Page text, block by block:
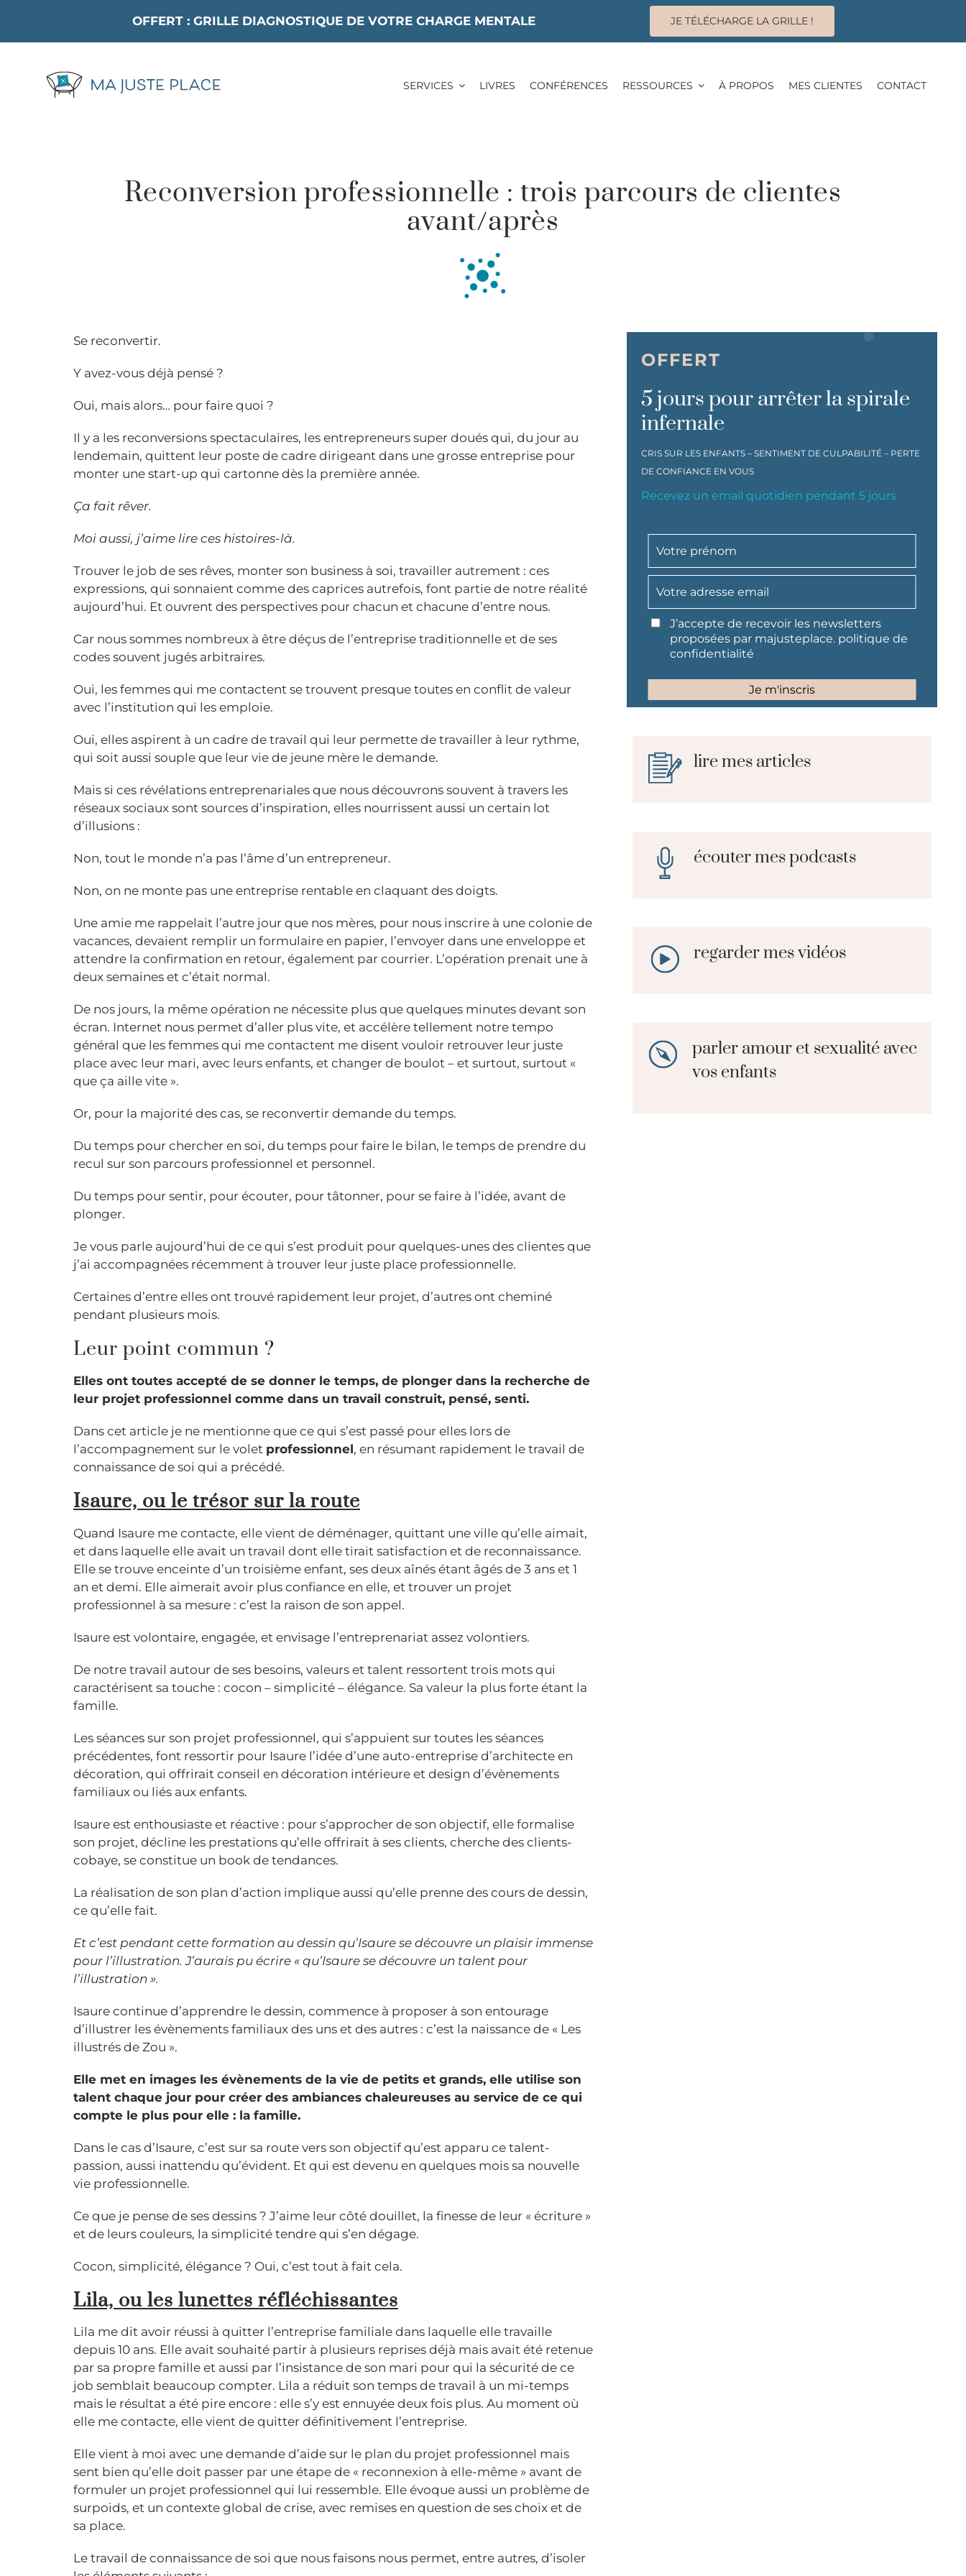
contenu
OFFERT : GRILLE DIAGNOSTIQUE DE VOTRE CHARGE MENTALE JE TÉLÉCHARGE LA GRILLE !
SERVICES LIVRES CONFÉRENCES RESSOURCES À PROPOS MES CLIENTES CONTACT
Reconversion professionnelle : trois parcours de clientes
avant/après
Se reconvertir.
Y avez-vous déjà pensé ?
Oui, mais alors… pour faire quoi ?
Il y a les reconversions spectaculaires, les entrepreneurs super doués qui, du jour au
lendemain, quittent leur poste de cadre dirigeant dans une grosse entreprise pour
monter une start-up qui cartonne dès la première année.
Ça fait rêver.
Moi aussi, j’aime lire ces histoires-là.
Trouver le job de ses rêves, monter son business à soi, travailler autrement : ces
expressions, qui sonnaient comme des caprices autrefois, font partie de notre réalité
aujourd’hui. Et ouvrent des perspectives pour chacun et chacune d’entre nous.
Car nous sommes nombreux à être déçus de l’entreprise traditionnelle et de ses
codes souvent jugés arbitraires.
Oui, les femmes qui me contactent se trouvent presque toutes en conflit de valeur
avec l’institution qui les emploie.
Oui, elles aspirent à un cadre de travail qui leur permette de travailler à leur rythme,
qui soit aussi souple que leur vie de jeune mère le demande.
Mais si ces révélations entreprenariales que nous découvrons souvent à travers les
réseaux sociaux sont sources d’inspiration, elles nourrissent aussi un certain lot
d’illusions :
Non, tout le monde n’a pas l’âme d’un entrepreneur.
Non, on ne monte pas une entreprise rentable en claquant des doigts.
Une amie me rappelait l’autre jour que nos mères, pour nous inscrire à une colonie de
vacances, devaient remplir un formulaire en papier, l’envoyer dans une enveloppe et
attendre la confirmation en retour, également par courrier. L’opération prenait une à
deux semaines et c’était normal.
De nos jours, la même opération ne nécessite plus que quelques minutes devant son
écran. Internet nous permet d’aller plus vite, et accélère tellement notre tempo
général que les femmes qui me contactent me disent vouloir retrouver leur juste
place avec leur mari, avec leurs enfants, et changer de boulot – et surtout, surtout «
que ça aille vite ».
Or, pour la majorité des cas, se reconvertir demande du temps.
Du temps pour chercher en soi, du temps pour faire le bilan, le temps de prendre du
recul sur son parcours professionnel et personnel.
Du temps pour sentir, pour écouter, pour tâtonner, pour se faire à l’idée, avant de
plonger.
Je vous parle aujourd’hui de ce qui s’est produit pour quelques-unes des clientes que
j’ai accompagnées récemment à trouver leur juste place professionnelle.
Certaines d’entre elles ont trouvé rapidement leur projet, d’autres ont cheminé
pendant plusieurs mois.
Leur point commun ?
Elles ont toutes accepté de se donner le temps, de plonger dans la recherche de
leur projet professionnel comme dans un travail construit, pensé, senti.
Dans cet article je ne mentionne que ce qui s’est passé pour elles lors de
l’accompagnement sur le volet professionnel, en résumant rapidement le travail de
connaissance de soi qui a précédé.
Isaure, ou le trésor sur la route
Quand Isaure me contacte, elle vient de déménager, quittant une ville qu’elle aimait,
et dans laquelle elle avait un travail dont elle tirait satisfaction et de reconnaissance.
Elle se trouve enceinte d’un troisième enfant, ses deux aînés étant âgés de 3 ans et 1
an et demi. Elle aimerait avoir plus confiance en elle, et trouver un projet
professionnel à sa mesure : c’est la raison de son appel.
Isaure est volontaire, engagée, et envisage l’entreprenariat assez volontiers.
De notre travail autour de ses besoins, valeurs et talent ressortent trois mots qui
caractérisent sa touche : cocon – simplicité – élégance. Sa valeur la plus forte étant la
famille.
Les séances sur son projet professionnel, qui s’appuient sur toutes les séances
précédentes, font ressortir pour Isaure l’idée d’une auto-entreprise d’architecte en
décoration, qui offrirait conseil en décoration intérieure et design d’évènements
familiaux ou liés aux enfants.
Isaure est enthousiaste et réactive : pour s’approcher de son objectif, elle formalise
son projet, décline les prestations qu’elle offrirait à ses clients, cherche des clients-
cobaye, se constitue un book de tendances.
La réalisation de son plan d’action implique aussi qu’elle prenne des cours de dessin,
ce qu’elle fait.
Et c’est pendant cette formation au dessin qu’Isaure se découvre un plaisir immense
pour l’illustration. J’aurais pu écrire « qu’Isaure se découvre un talent pour
l’illustration ».
Isaure continue d’apprendre le dessin, commence à proposer à son entourage
d’illustrer les évènements familiaux des uns et des autres : c’est la naissance de « Les
illustrés de Zou ».
Elle met en images les évènements de la vie de petits et grands, elle utilise son
talent chaque jour pour créer des ambiances chaleureuses au service de ce qui
compte le plus pour elle : la famille.
Dans le cas d’Isaure, c’est sur sa route vers son objectif qu’est apparu ce talent-
passion, aussi inattendu qu’évident. Et qui est devenu en quelques mois sa nouvelle
vie professionnelle.
Ce que je pense de ses dessins ? J’aime leur côté douillet, la finesse de leur « écriture »
et de leurs couleurs, la simplicité tendre qui s’en dégage.
Cocon, simplicité, élégance ? Oui, c’est tout à fait cela.
Lila, ou les lunettes réfléchissantes
Lila me dit avoir réussi à quitter l’entreprise familiale dans laquelle elle travaille
depuis 10 ans. Elle avait souhaité partir à plusieurs reprises déjà mais avait été retenue
par sa propre famille et aussi par l’insistance de son mari pour qui la sécurité de ce
job semblait beaucoup compter. Lila a réduit son temps de travail à un mi-temps
mais le résultat a été pire encore : elle s’y est ennuyée deux fois plus. Au moment où
elle me contacte, elle vient de quitter définitivement l’entreprise.
Elle vient à moi avec une demande d’aide sur le plan du projet professionnel mais
sent bien qu’elle doit passer par une étape de « reconnexion à elle-même » avant de
formuler un projet professionnel qui lui ressemble. Elle évoque aussi un problème de
surpoids, et un contexte global de crise, avec remises en question de ses choix et de
sa place.
Le travail de connaissance de soi que nous faisons nous permet, entre autres, d’isoler
OFFERT
5 jours pour arrêter la spirale
infernale
CRIS SUR LES ENFANTS – SENTIMENT DE CULPABILITÉ – PERTE
DE CONFIANCE EN VOUS
Recevez un email quotidien pendant 5 jours
lire mes articles
écouter mes podcasts
regarder mes vidéos
parler amour et sexualité avec
vos enfants